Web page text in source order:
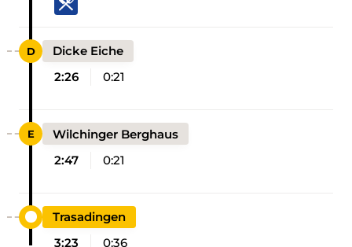
Dicke Eiche
2:26
0:21
Wilchinger Berghaus
2:47
0:21
Trasadingen
3:23
0:36